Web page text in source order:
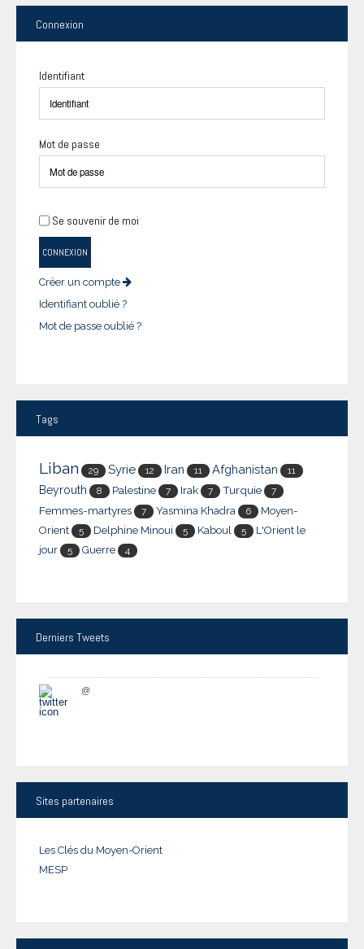
Connexion
Identifiant
Mot de passe
Se souvenir de moi
CONNEXION
Créer un compte
Identifiant oublié ?
Mot de passe oublié ?
Tags
Liban 29 Syrie 12 Iran 11 Afghanistan 11
Beyrouth 8 Palestine 7 Irak 7 Turquie 7
Femmes-martyres 7 Yasmina Khadra 6
Moyen-
Orient
5 Delphine Minoui 5 Kaboul 5
L'Orient le
jour
5 Guerre 4
Derniers Tweets
@
Sites partenaires
Les Clés du Moyen-Orient
MESP